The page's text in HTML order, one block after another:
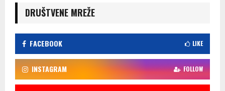
DRUŠTVENE MREŽE
FACEBOOK LIKE
INSTAGRAM FOLLOW